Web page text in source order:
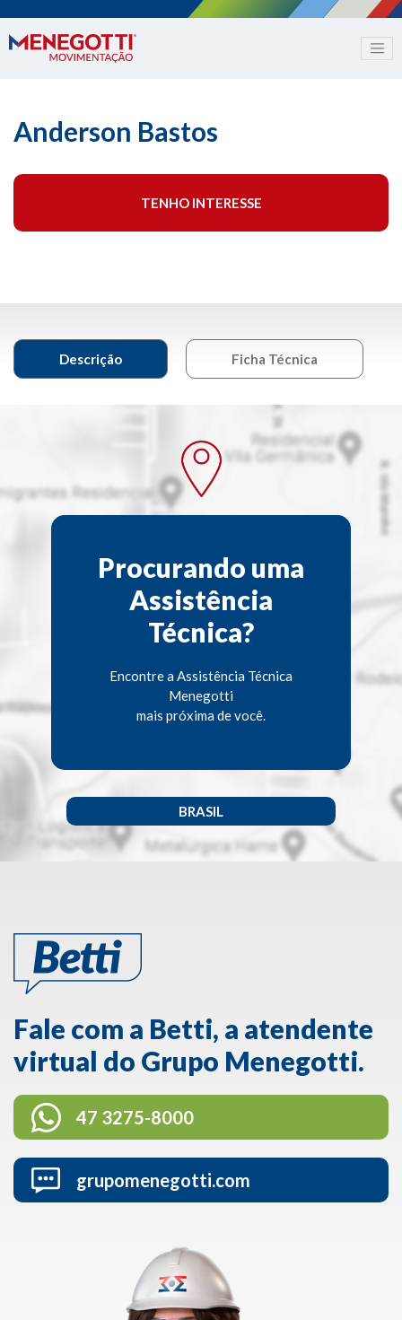
Anderson Bastos
TENHO INTERESSE
Descrição Ficha Técnica
Procurando uma
Assistência
Técnica?
Encontre a Assistência Técnica
Menegotti
mais próxima de você.
BRASIL
Fale com a Betti, a atendente
virtual do Grupo Menegotti.
47 3275-8000
grupomenegotti.com